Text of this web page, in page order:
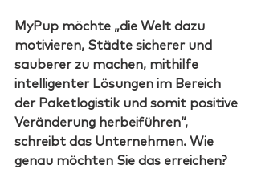
MyPup möchte „die Welt dazu
motivieren, Städte sicherer und
sauberer zu machen, mithilfe
intelligenter Lösungen im Bereich
der Paketlogistik und somit positive
Veränderung herbeiführen“,
schreibt das Unternehmen. Wie
genau möchten Sie das erreichen?